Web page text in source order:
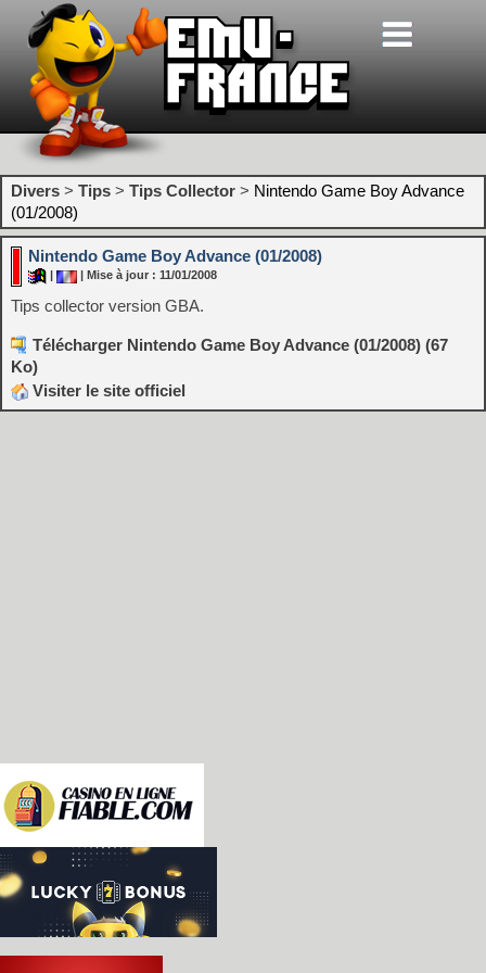
Divers > Tips > Tips Collector > Nintendo Game Boy Advance
(01/2008)
Nintendo Game Boy Advance (01/2008)
| Mise à jour : 11/01/2008
Tips collector version GBA.
Télécharger Nintendo Game Boy Advance (01/2008) (67
Ko)
Visiter le site officiel